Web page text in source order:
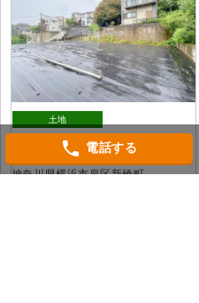
土地
万円
神奈川県横浜市泉区新橋町
phone 電話する